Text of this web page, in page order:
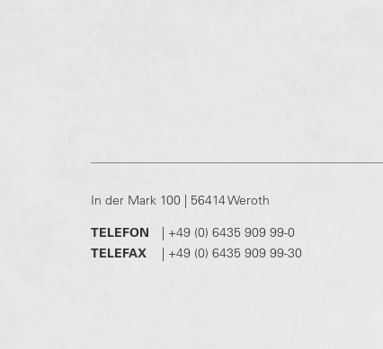
In der Mark 100 | 56414 Weroth
TELEFON
+49 (0) 6435 909 99-0
TELEFAX
+49 (0) 6435 909 99-30